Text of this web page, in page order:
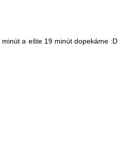
a ešte 19 minút dopekáme :D